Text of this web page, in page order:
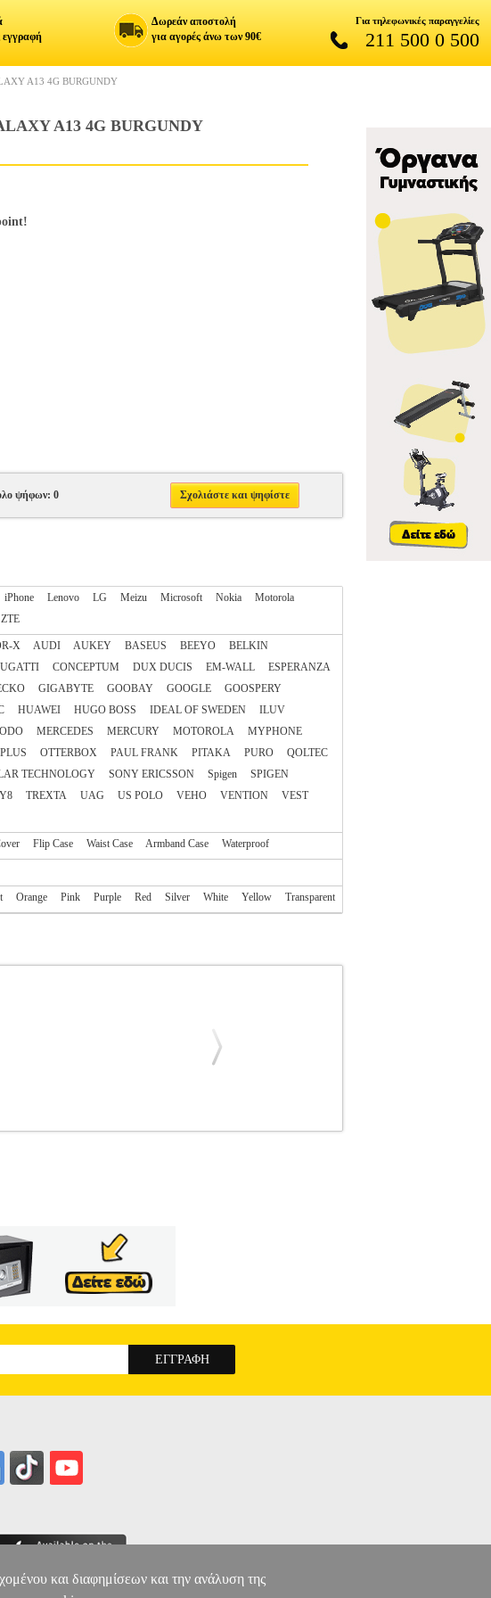
εγγραφή
Δωρεάν αποστολή
για αγορές άνω των 90€
Για τηλεφωνικές παραγγελίες
211 500 0 500
A13 4G BURGUNDY
A13 4G BURGUNDY
ψήφων: 0 Σχολιάστε και ψηφίστε
iPhone Lenovo LG Meizu Microsoft Nokia
Motorola
ZTE
X AUDI AUKEY BASEUS BEEYO
BELKIN
CONCEPTUM DUX DUCIS EM-WALL
ESPERANZA
GIGABYTE GOOBAY GOOGLE
GOOSPERY
HUAWEI HUGO BOSS IDEAL OF SWEDEN
ILUV
MERCEDES MERCURY MOTOROLA
MYPHONE
OTTERBOX PAUL FRANK PITAKA PURO
QOLTEC
TECHNOLOGY SONY ERICSSON Spigen
SPIGEN
TREXTA UAG US POLO VEHO VENTION
VEST
Flip Case Waist Case Armband Case Waterproof
Orange Pink Purple Red Silver White Yellow Transparent
και διαφημίσεων και την ανάλυση της